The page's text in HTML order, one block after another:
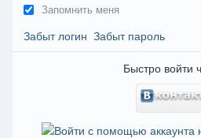
Запомнить меня
Забыт логин Забыт пароль
Быстро войти